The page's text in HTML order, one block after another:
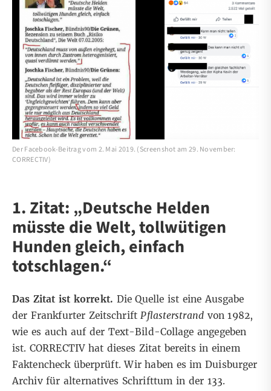
Der Facebook-Beitrag vom 2. Mai 2019. (Screenshot am 29. November:
CORRECTIV)
1. Zitat: „Deutsche Helden
müsste die Welt, tollwütigen
Hunden gleich, einfach
totschlagen.“
Das Zitat ist korrekt. Die Quelle ist eine Ausgabe
der Frankfurter ZeitschriftPflasterstrandvon 1982,
wie es auch auf der Text-Bild-Collage angegeben
ist. CORRECTIV hat dieses Zitat bereitsin einem
Faktenchecküberprüft. Wir haben es imDuisburger
Archiv für alternatives Schrifttum in der 133.